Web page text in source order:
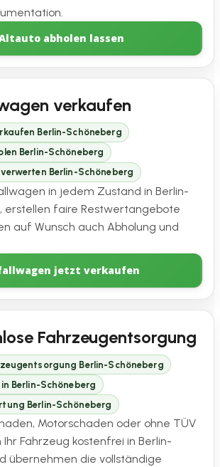
abholen lassen
verkaufen
Berlin-Schöneberg
Berlin-Schöneberg
Berlin-Schöneberg
in jedem Zustand in Berlin-
erstellen faire Restwertangebote
auf Wunsch auch Abholung und
jetzt verkaufen
Fahrzeugentsorgung
Berlin-Schöneberg
Berlin-Schöneberg
Berlin-Schöneberg
Motorschaden oder ohne TÜV
Fahrzeug kostenfrei in Berlin-
übernehmen die vollständige